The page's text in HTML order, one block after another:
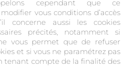
cependant que ce
vous conditions d’accès
concerne aussi les cookies
précités, notamment si
vous permet que de refuser
et si vous ne paramétrez pas
tenant compte de la finalité des